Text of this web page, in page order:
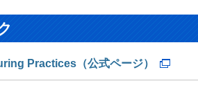
Practices（公式ページ）